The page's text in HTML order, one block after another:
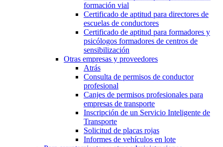
formación vial
Certificado de aptitud para directores de
escuelas de conductores
Certificado de aptitud para formadores y
psicólogos formadores de centros de
sensibilización
Otras empresas y proveedores
Atrás
Consulta de permisos de conductor
profesional
Canjes de permisos profesionales para
empresas de transporte
Inscripción de un Servicio Inteligente de
Transporte
Solicitud de placas rojas
Informes de vehículos en lote